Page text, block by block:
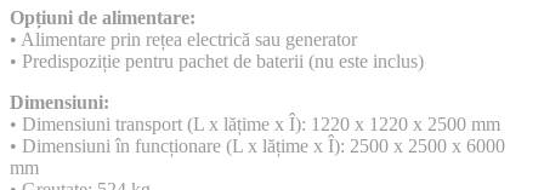
Opțiuni de alimentare:
• Alimentare prin rețea electrică sau generator
• Predispoziție pentru pachet de baterii (nu este inclus)
Dimensiuni:
• Dimensiuni transport (L x lățime x Î): 1220 x 1220 x 2500 mm
• Dimensiuni în funcționare (L x lățime x Î): 2500 x 2500 x 6000
mm